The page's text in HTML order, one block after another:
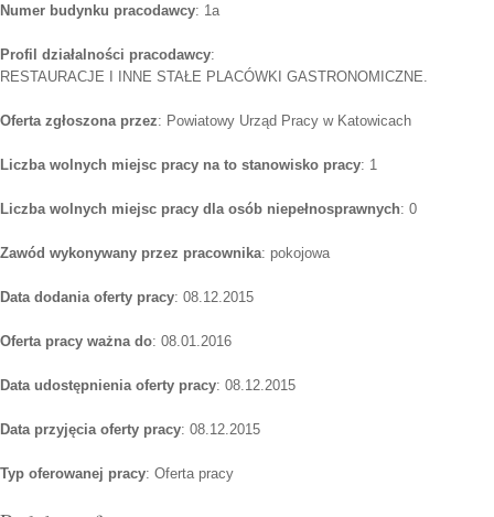
Numer budynku pracodawcy: 1a
Profil działalności pracodawcy:
RESTAURACJE I INNE STAŁE PLACÓWKI GASTRONOMICZNE.
Oferta zgłoszona przez: Powiatowy Urząd Pracy w Katowicach
Liczba wolnych miejsc pracy na to stanowisko pracy: 1
Liczba wolnych miejsc pracy dla osób niepełnosprawnych: 0
Zawód wykonywany przez pracownika: pokojowa
Data dodania oferty pracy: 08.12.2015
Oferta pracy ważna do: 08.01.2016
Data udostępnienia oferty pracy: 08.12.2015
Data przyjęcia oferty pracy: 08.12.2015
Typ oferowanej pracy: Oferta pracy